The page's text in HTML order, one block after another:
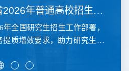
年普通高校招生
全国研究生招生工作部署，
提质增效要求，助力研究生招